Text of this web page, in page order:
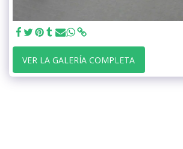
VER LA GALERÍA COMPLETA